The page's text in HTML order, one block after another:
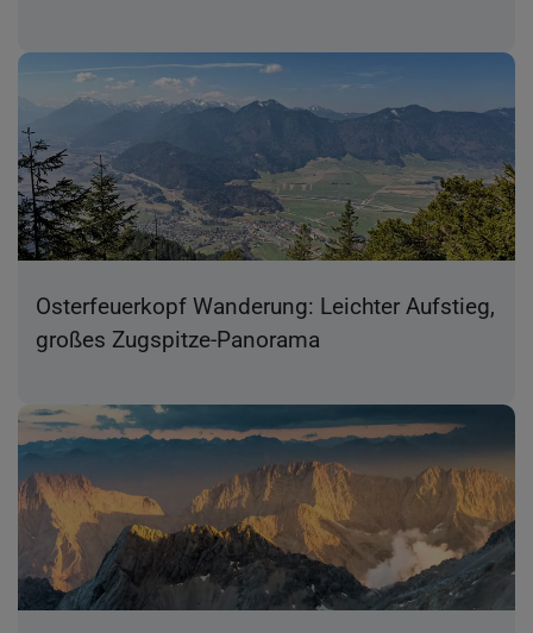
Osterfeuerkopf Wanderung: Leichter Aufstieg,
großes Zugspitze-Panorama